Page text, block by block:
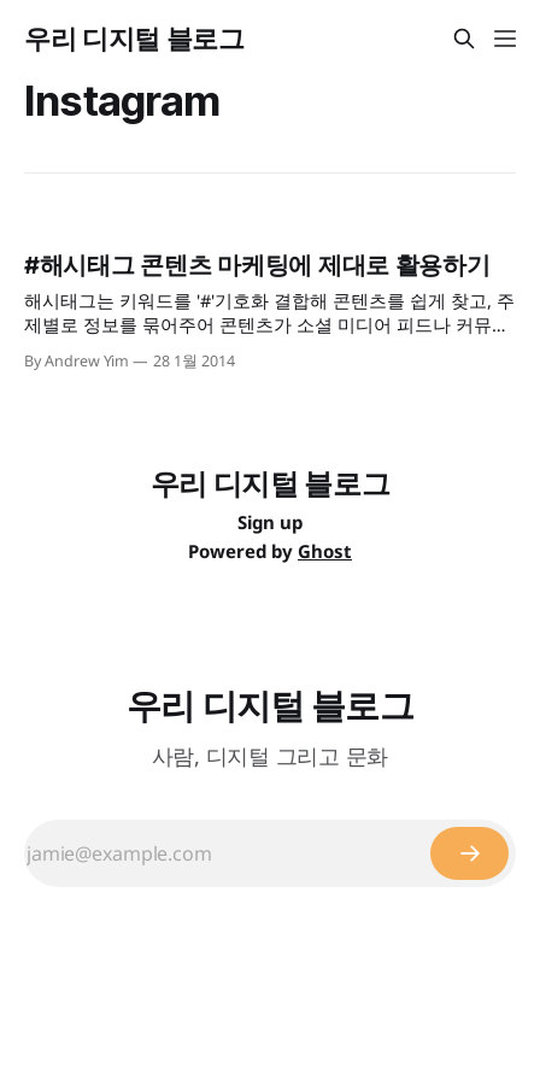
우리 디지털 블로그
Instagram
#해시태그 콘텐츠 마케팅에 제대로 활용하기
해시태그는 키워드를 '#'기호화 결합해 콘텐츠를 쉽게 찾고, 주
제별로 정보를 묶어주어 콘텐츠가 소셜 미디어 피드나 커뮤니
티 등에서 발견될 기회를 높여주는 마크업 태그의 일종이다.
By Andrew Yim 28 1월 2014
우리 디지털 블로그
Sign up
Powered by Ghost
우리 디지털 블로그
사람, 디지털 그리고 문화